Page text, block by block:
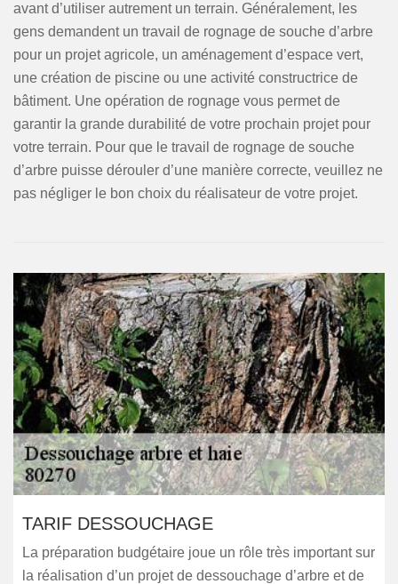
avant d’utiliser autrement un terrain. Généralement, les
gens demandent un travail de rognage de souche d’arbre
pour un projet agricole, un aménagement d’espace vert,
une création de piscine ou une activité constructrice de
bâtiment. Une opération de rognage vous permet de
garantir la grande durabilité de votre prochain projet pour
votre terrain. Pour que le travail de rognage de souche
d’arbre puisse dérouler d’une manière correcte, veuillez ne
pas négliger le bon choix du réalisateur de votre projet.
TARIF DESSOUCHAGE
La préparation budgétaire joue un rôle très important sur
la réalisation d’un projet de dessouchage d’arbre et de